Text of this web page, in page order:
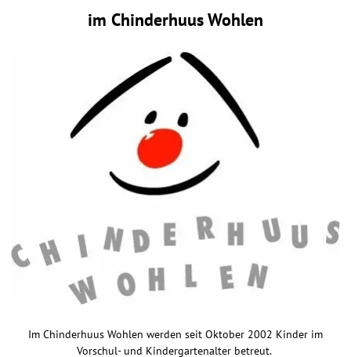
im Chinderhuus Wohlen
Im Chinderhuus Wohlen werden seit Oktober 2002 Kinder im
Vorschul- und Kindergartenalter betreut.